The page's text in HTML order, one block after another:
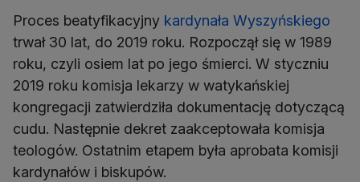
Proces beatyfikacyjny kardynała Wyszyńskiego
trwał 30 lat, do 2019 roku. Rozpoczął się w 1989
roku, czyli osiem lat po jego śmierci. W styczniu
2019 roku komisja lekarzy w watykańskiej
kongregacji zatwierdziła dokumentację dotyczącą
cudu. Następnie dekret zaakceptowała komisja
teologów. Ostatnim etapem była aprobata komisji
kardynałów i biskupów.